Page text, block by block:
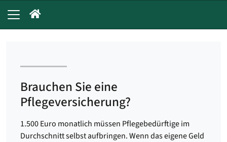
Brauchen Sie eine
Pflegeversicherung?
1.500 Euro monatlich müssen Pflegebedürftige im
Durchschnitt selbst aufbringen. Wenn das eigene Geld